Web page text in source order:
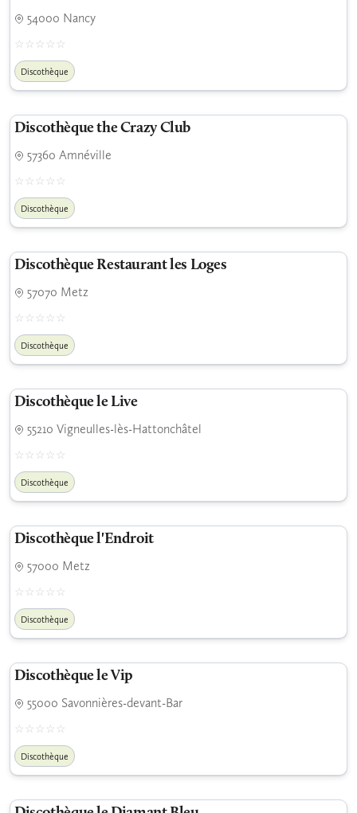
54000 Nancy
Discothèque
Discothèque the Crazy Club
57360 Amnéville
Discothèque
Discothèque Restaurant les Loges
57070 Metz
Discothèque
Discothèque le Live
55210 Vigneulles-lès-Hattonchâtel
Discothèque
Discothèque l'Endroit
57000 Metz
Discothèque
Discothèque le Vip
55000 Savonnières-devant-Bar
Discothèque